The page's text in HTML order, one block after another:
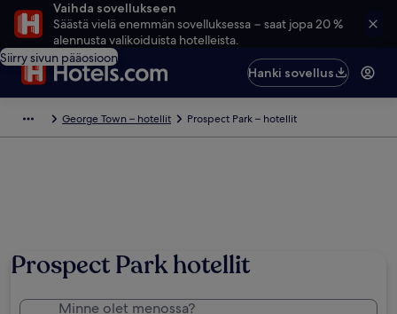
Vaihda sovellukseen
Säästä vielä enemmän sovelluksessa − saat jopa 20 %
alennusta valikoiduista hotelleista.
Siirry sivun pääosioon
Hanki sovellus
George Town – hotellit Prospect Park – hotellit
Prospect Park hotellit
Minne olet menossa?